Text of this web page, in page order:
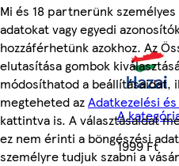
Mi és 18 partnerünk
adatokat vagy egyedi
hozzáférhetünk azokhoz. Az
elutasítása gombok
módosíthatod a beállításaidat,
megteheted azAdatkezelési
kattintva is. A választásaidat
ez nem érinti a böngészési
személyre tudjuk szabni a
A
1999 Ft